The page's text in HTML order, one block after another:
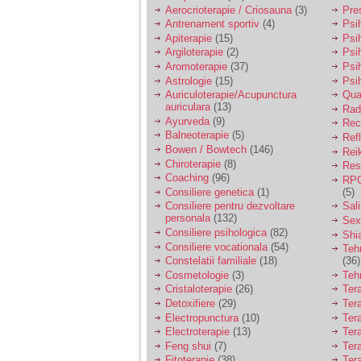
nevoie de un psiholog
sau psihiatru.
Sunt casatorita, am
31 de ani si un copil in
varsta de 2 ani care
mi-e lumina ochilor.
De ceva timp simt ca
mi s-a adunat
oboseala, o oboseala
cronica de care nu pot
scapa si simt ca din
cauza ei nu pot
controla nervii si
cateodata are copilul
de suferit.
Am o bariera peste
care nu pot trece:
prietena mea a ramas
insarcinata cu o fata.
Am fost de comun
acord sa facem un
copil, cu gandul ca e
baiat.
Aerocrioterapie / Criosauna (3)
Antrenament sportiv (4)
Apiterapie (15)
Argiloterapie (2)
Aromoterapie (37)
Astrologie (15)
Auriculoterapie/Acupunctura
auriculara(13)
Ayurveda (9)
Balneoterapie (5)
Bowen / Bowtech (146)
Chiroterapie (8)
Coaching (96)
Consiliere genetica (1)
Consiliere pentru dezvoltare
personala(132)
Consiliere psihologica (82)
Consiliere vocationala (54)
Constelatii familiale (18)
Cosmetologie (3)
Cristaloterapie (26)
Detoxifiere (29)
Electropunctura (10)
Electroterapie (13)
Feng shui (7)
(5)
(36)